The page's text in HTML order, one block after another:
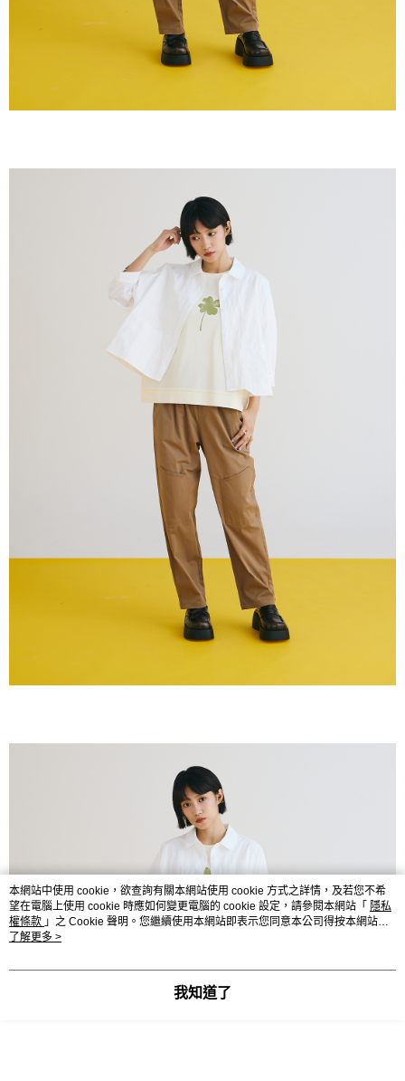
本網站中使用 cookie，欲查詢有關本網站使用 cookie 方式之詳情，及若您不希
望在電腦上使用 cookie 時應如何變更電腦的 cookie 設定，請參閱本網站「 隱私
權條款 」之 Cookie 聲明。您繼續使用本網站即表示您同意本公司得按本網站使
用條款之 Cookie 聲明使用 cookie。
了解更多 >
我知道了